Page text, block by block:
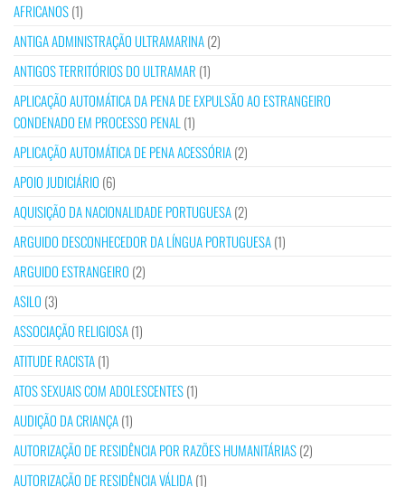
AFRICANOS(1)
ANTIGA ADMINISTRAÇÃO ULTRAMARINA(2)
ANTIGOS TERRITÓRIOS DO ULTRAMAR (1)
APLICAÇÃO AUTOMÁTICA DA PENA DE EXPULSÃO AO ESTRANGEIRO
CONDENADO EM PROCESSO PENAL (1)
APLICAÇÃO AUTOMÁTICA DE PENA ACESSÓRIA(2)
APOIO JUDICIÁRIO (6)
AQUISIÇÃO DA NACIONALIDADE PORTUGUESA(2)
ARGUIDO DESCONHECEDOR DA LÍNGUA PORTUGUESA(1)
ARGUIDO ESTRANGEIRO (2)
ASILO (3)
ASSOCIAÇÃO RELIGIOSA(1)
ATITUDE RACISTA(1)
ATOS SEXUAIS COM ADOLESCENTES(1)
AUDIÇÃO DA CRIANÇA(1)
AUTORIZAÇÃO DE RESIDÊNCIA POR RAZÕES HUMANITÁRIAS(2)
AUTORIZAÇÃO DE RESIDÊNCIA VÁLIDA(1)